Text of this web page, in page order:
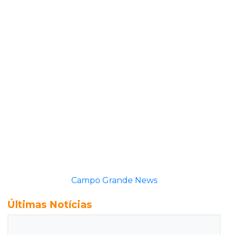
Campo Grande News
Últimas Notícias